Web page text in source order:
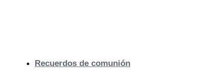
Recuerdos de comunión